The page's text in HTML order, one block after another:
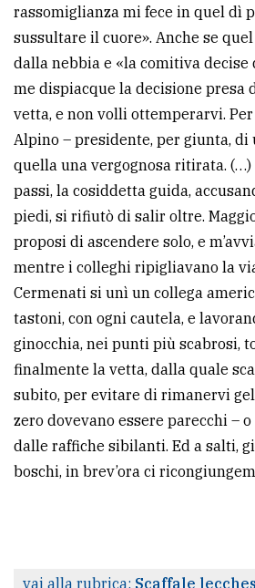
rassomiglianza mi fece in quel dì
sussultare il cuore». Anche se
dalla nebbia e «la comitiva decise
me dispiacque la decisione presa
vetta, e non volli ottemperarvi.
Alpino – presidente, per giunta, di
quella una vergognosa ritirata.
passi, la cosiddetta guida,
piedi, si rifiutò di salir oltre.
proposi di ascendere solo, e
mentre i colleghi ripigliavano la
Cermenati si unì un collega
tastoni, con ogni cautela, e
ginocchia, nei punti più scabrosi,
finalmente la vetta, dalla quale
subito, per evitare di rimanervi
zero dovevano essere parecchi –
dalle raffiche sibilanti. Ed a salti,
boschi, in brev’ora ci
vai alla rubrica: Scaffale